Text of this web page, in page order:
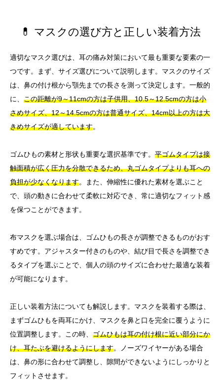
💊 マスクの選び方と正しい装着方法
適切なマスク選びは、耳の痛み対策において最も重要な要素の一
つです。まず、サイズ選びについて説明します。マスクのサイズ
は、鼻の付け根から顎先までの長さを測って決定します。一般的
に、 この距離が9～11cmの方は子供用、10.5～12.5cmの方は小
さめサイズ、12～14.5cmの方は普通サイズ、14cm以上の方は大
きめサイズが適しています。
ゴムひもの素材と形状も重要な選択基準です。 平ゴムタイプは接
触面積が広く圧力を分散できるため、丸ゴムタイプよりも耳への
負担が少なくなります。また、伸縮性に優れた素材を選ぶこと
で、頭の動きに合わせて柔軟に対応でき、常に適切なフィット感
を保つことができます。
布マスクを選ぶ場合は、ゴムひもの長さが調整できるものがおす
すめです。アジャスター付きのものや、結び目で長さを調整でき
るタイプを選ぶことで、個人の頭のサイズに合わせた最適な装着
が可能になります。
正しい装着方法についても解説します。マスクを装着する際は、
まずゴムひもを両耳にかけ、マスクを鼻と口を完全に覆うように
位置調整します。この時、 ゴムひもは耳の付け根に近い部分にか
け、耳たぶを避けるようにします。ノーズワイヤーがある場合
は、鼻の形に合わせて調整し、隙間ができないようにしっかりと
フィットさせます。